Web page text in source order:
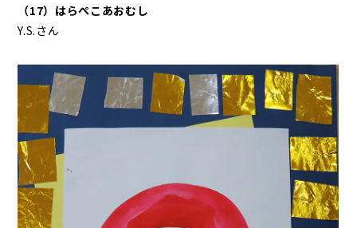
（17）はらぺこあおむし
Y.S.さん